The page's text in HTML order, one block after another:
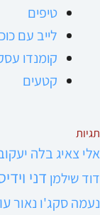
טיפים
לייב עם
קומנדו
קטעים
תגיות
אלי צאיגבלה
דוד שילמן דני
נעמה סקג'ו נאור